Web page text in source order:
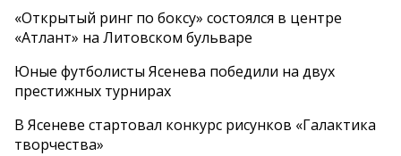
«Открытый ринг по боксу» состоялся в центре
«Атлант» на Литовском бульваре
Юные футболисты Ясенева победили на двух
престижных турнирах
В Ясеневе стартовал конкурс рисунков «Галактика
творчества»